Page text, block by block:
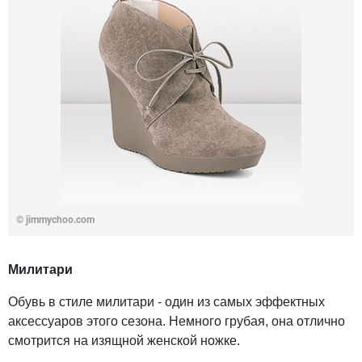
© jimmychoo.com
Милитари
Обувь в стиле милитари - один из самых эффектных
аксессуаров этого сезона. Немного грубая, она отлично
смотрится на изящной женской ножке.